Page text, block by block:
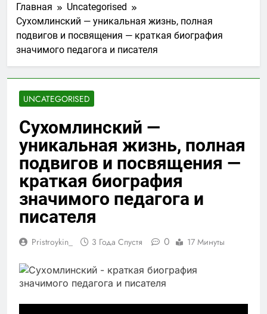
Главная
Uncategorised
Сухомлинский — уникальная жизнь, полная
подвигов и посвящения — краткая биография
значимого педагога и писателя
UNCATEGORISED
Сухомлинский —
уникальная жизнь, полная
подвигов и посвящения —
краткая биография
значимого педагога и
писателя
Pristroykin_ 3 Года Спустя 0 17 Минуты